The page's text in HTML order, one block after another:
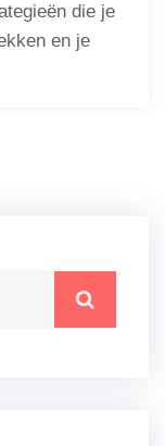
die je
en je